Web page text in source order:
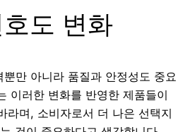
도 변화
만 아니라 품질과 안정성도 중요
이러한 변화를 반영한 제품들이
라며, 소비자로서 더 나은 선택지